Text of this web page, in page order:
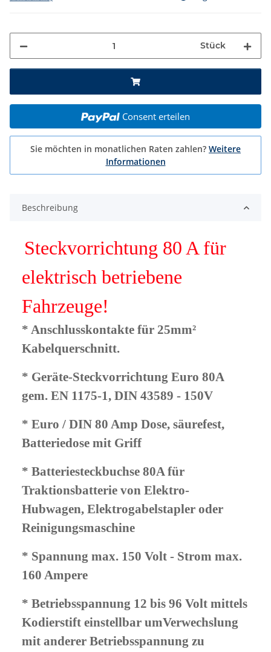
Stück
Consent erteilen
Sie möchten in monatlichen Raten zahlen? Weitere
Informationen
Beschreibung
Steckvorrichtung 80 A für
elektrisch betriebene
Fahrzeuge!
* Anschlusskontakte für 25mm²
Kabelquerschnitt.
* Geräte-Steckvorrichtung Euro 80A
gem. EN 1175-1, DIN 43589 - 150V
* Euro / DIN 80 Amp Dose, säurefest,
Batteriedose mit Griff
* Batteriesteckbuchse 80A für
Traktionsbatterie von Elektro-
Hubwagen, Elektrogabelstapler oder
Reinigungsmaschine
* Spannung max. 150 Volt - Strom max.
160 Ampere
* Betriebsspannung 12 bis 96 Volt mittels
Kodierstift einstellbar umVerwechslung
mit anderer Betriebsspannung zu